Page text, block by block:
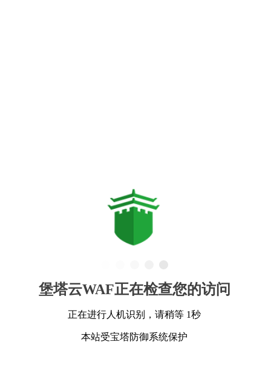
堡塔云WAF正在检查您的访问
正在进行人机识别，请稍等 1秒
本站受宝塔防御系统保护